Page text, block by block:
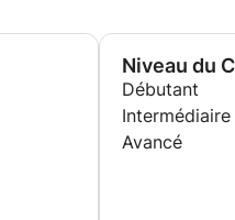
Niveau du
Débutant
Intermédiaire
Avancé